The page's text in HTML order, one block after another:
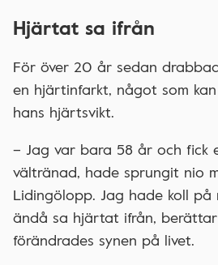
Hjärtat sa ifrån
För över 20 år sedan
en hjärtinfarkt, något som
hans hjärtsvikt.
– Jag var bara 58 år och fick
vältränad, hade sprungit nio
Lidingölopp. Jag hade koll på
ändå sa hjärtat ifrån,
förändrades synen på livet.